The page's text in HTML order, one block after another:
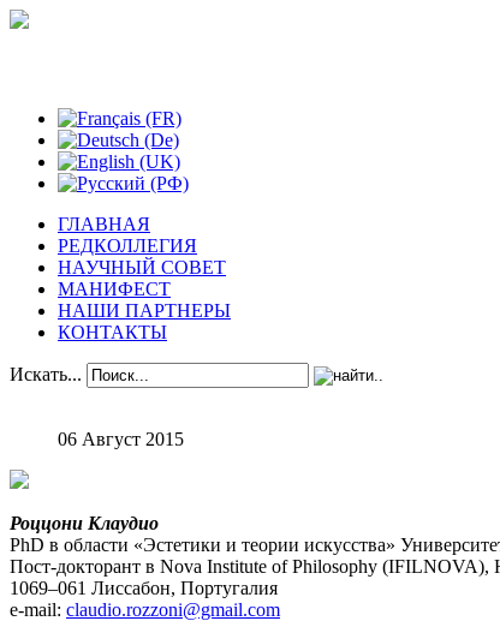
ГЛАВНАЯ
РЕДКОЛЛЕГИЯ
НАУЧНЫЙ СОВЕТ
МАНИФЕСТ
НАШИ ПАРТНЕРЫ
КОНТАКТЫ
Искать...
06 Август 2015
Роццони Клаудио
PhD в области «Эстетики и теории искусства»
Пост-докторант в Nova Institute of Philosophy (IFILNOVA),
1069–061 Лиссабон, Португалия
e-mail: claudio.rozzoni@gmail.com